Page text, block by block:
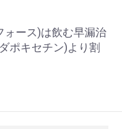
ォース)は飲む早漏治
ポキセチン)より割